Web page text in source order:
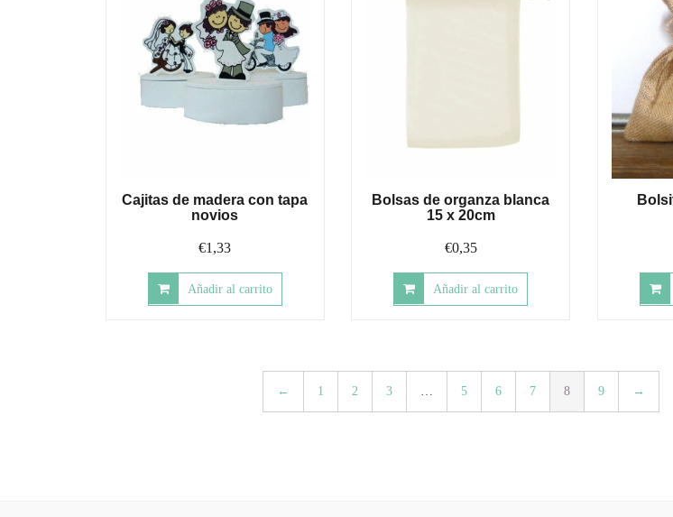
Cajitas de madera con tapa
novios
€1,33
Añadir al carrito
Bolsas de organza blanca
15 x 20cm
€0,35
Añadir al carrito
← 1 2 3 … 5 6 7 8 9 →